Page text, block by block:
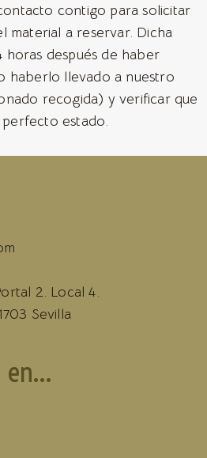
contigo para solicitar
material a reservar. Dicha
horas después de haber
haberlo llevado a nuestro
recogida) y verificar que
estado.
2. Local 4.
Sevilla